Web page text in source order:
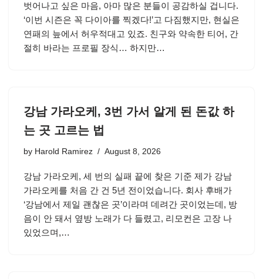
벗어나고 싶은 마음, 아마 많은 분들이 공감하실 겁니다.
‘이번 시즌은 꼭 다이아를 찍겠다!’고 다짐했지만, 현실은
연패의 늪에서 허우적대고 있죠. 친구와 약속한 티어, 간
절히 바라는 프로필 장식… 하지만…
강남 가라오케, 3번 가서 알게 된 돈값 하
는 곳 고르는 법
by Harold Ramirez August 8, 2026
강남 가라오케, 세 번의 실패 끝에 찾은 기준 제가 강남
가라오케를 처음 간 건 5년 전이었습니다. 회사 후배가
‘강남에서 제일 괜찮은 곳’이라며 데려간 곳이었는데, 방
음이 안 돼서 옆방 노래가 다 들렸고, 리모컨은 고장 나
있었으며,…